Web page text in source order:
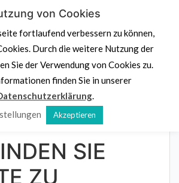
dich
Beratung,
SIE
ZU
von Cookies
fortlaufend verbessern zu können,
Durch die weitere Nutzung der
Sie der Verwendung von Cookies zu.
finden Sie in unserer
.
Akzeptieren